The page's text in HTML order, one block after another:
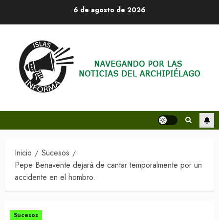
6 de agosto de 2026
Inicio
Sucesos
Pepe Benavente dejará de cantar temporalmente por un
accidente en el hombro.
Sucesos